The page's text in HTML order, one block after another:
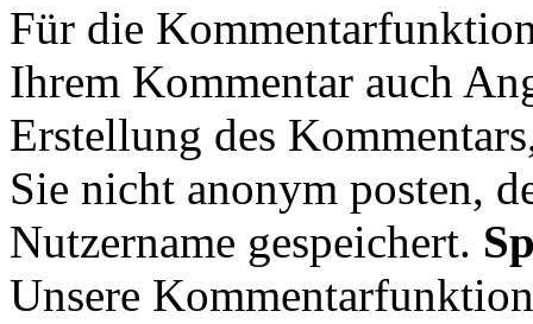
Für die
Ihrem Kommentar auch
Erstellung des
Sie nicht anonym posten,
Nutzername gespeichert.
Unsere